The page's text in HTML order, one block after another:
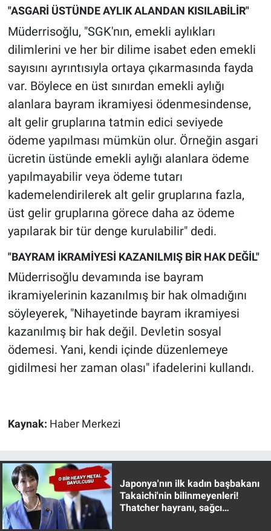
"ASGARİ ÜSTÜNDE AYLIK ALANDAN KISILABİLİR"
Müderrisoğlu, "SGK'nın, emekli aylıkları
dilimlerini ve her bir dilime isabet eden emekli
sayısını ayrıntısıyla ortaya çıkarmasında fayda
var. Böylece en üst sınırdan emekli aylığı
alanlara bayram ikramiyesi ödenmesindense,
alt gelir gruplarına tatmin edici seviyede
ödeme yapılması mümkün olur. Örneğin asgari
ücretin üstünde emekli aylığı alanlara ödeme
yapılmayabilir veya ödeme tutarı
kademelendirilerek alt gelir gruplarına fazla,
üst gelir gruplarına görece daha az ödeme
yapılarak bir tür denge kurulabilir" dedi.
"BAYRAM İKRAMİYESİ KAZANILMIŞ BİR HAK DEĞİL"
Müderrisoğlu devamında ise bayram
ikramiyelerinin kazanılmış bir hak olmadığını
söyleyerek, "Nihayetinde bayram ikramiyesi
kazanılmış bir hak değil. Devletin sosyal
ödemesi. Yani, kendi içinde düzenlemeye
gidilmesi her zaman olası" ifadelerini kullandı.
Kaynak: Haber Merkezi
Japonya'nın ilk kadın başbakanı
Takaichi'nin bilinmeyenleri!
Thatcher hayranı, sağcı
Popüler
Programlar
Sağlık
Spor
Teknoloji
Türkiye'nin Geleceği
Türkiye'nin Gündemi
Yerel Yaşam
Canlı Yayın